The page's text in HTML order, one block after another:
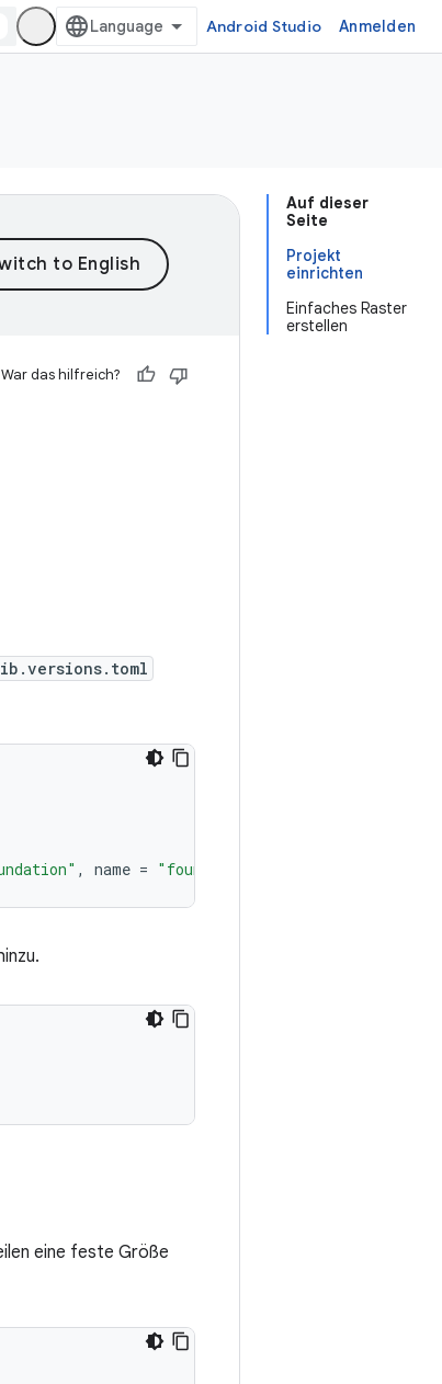
Android Studio Anmelden
Auf dieser
Seite
Projekt
einrichten
Einfaches Raster
erstellen
War das hilfreich?
, name = "foundation-layout"
eine feste Größe